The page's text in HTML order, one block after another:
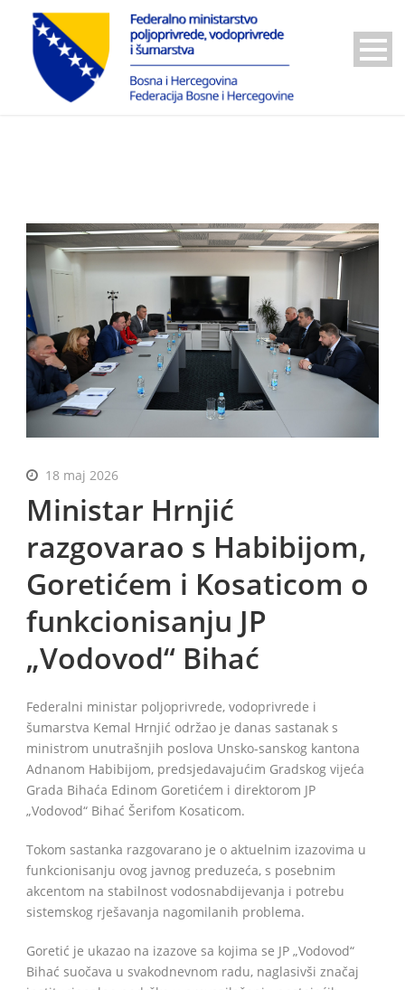
BiH
18 maj 2026
Ministar Hrnjić
razgovarao s Habibijom,
Goretićem i Kosaticom o
funkcionisanju JP
„Vodovod“ Bihać
Federalni ministar poljoprivrede, vodoprivrede i
šumarstva Kemal Hrnjić održao je danas sastanak s
ministrom unutrašnjih poslova Unsko-sanskog kantona
Adnanom Habibijom, predsjedavajućim Gradskog vijeća
Grada Bihaća Edinom Goretićem i direktorom JP
„Vodovod“ Bihać Šerifom Kosaticom.
Tokom sastanka razgovarano je o aktuelnim izazovima u
funkcionisanju ovog javnog preduzeća, s posebnim
akcentom na stabilnost vodosnabdijevanja i potrebu
sistemskog rješavanja nagomilanih problema.
Goretić je ukazao na izazove sa kojima se JP „Vodovod“
Bihać suočava u svakodnevnom radu, naglasivši značaj